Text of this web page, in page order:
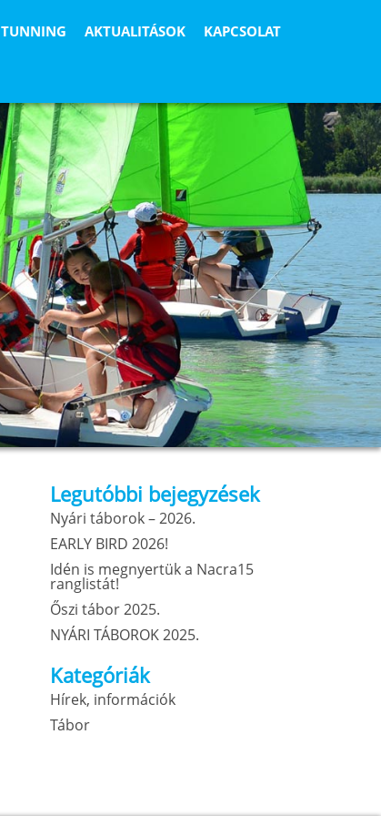
TUNNING AKTUALITÁSOK
KAPCSOLAT
Legutóbbi bejegyzések
Nyári táborok – 2026.
EARLY BIRD 2026!
Idén is megnyertük a Nacra15
ranglistát!
Őszi tábor 2025.
NYÁRI TÁBOROK 2025.
Kategóriák
Hírek, információk
Tábor